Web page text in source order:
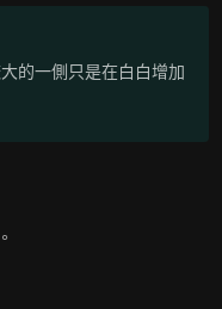
的一側只是在白白增加